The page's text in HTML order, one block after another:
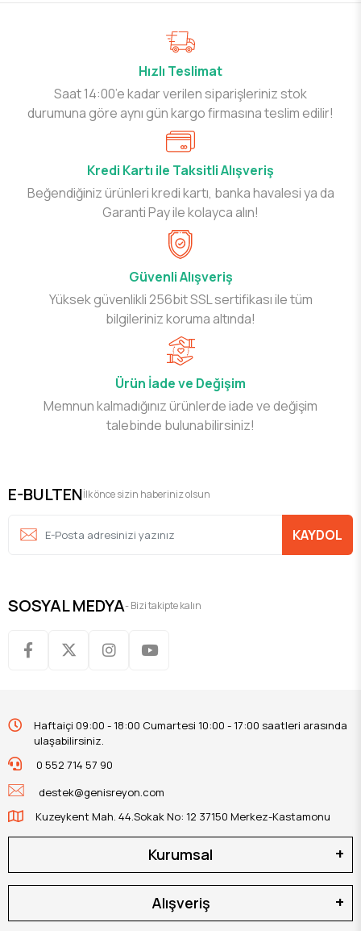
Hızlı Teslimat
Saat 14:00’e kadar verilen siparişleriniz stok
durumuna göre aynı gün kargo firmasına teslim edilir!
Kredi Kartı ile Taksitli Alışveriş
Beğendiğiniz ürünleri kredi kartı, banka havalesi ya da
Garanti Pay ile kolayca alın!
Güvenli Alışveriş
Yüksek güvenlikli 256bit SSL sertifikası ile tüm
bilgileriniz koruma altında!
Ürün İade ve Değişim
Memnun kalmadığınız ürünlerde iade ve değişim
talebinde bulunabilirsiniz!
E-BULTENİlk önce sizin haberiniz olsun
KAYDOL
SOSYAL MEDYA- Bizi takipte kalın
Haftaiçi 09:00 - 18:00 Cumartesi 10:00 - 17:00 saatleri arasında
ulaşabilirsiniz.
0 552 714 57 90
destek@genisreyon.com
Kuzeykent Mah. 44.Sokak No: 12 37150 Merkez-Kastamonu
Kurumsal
Alışveriş